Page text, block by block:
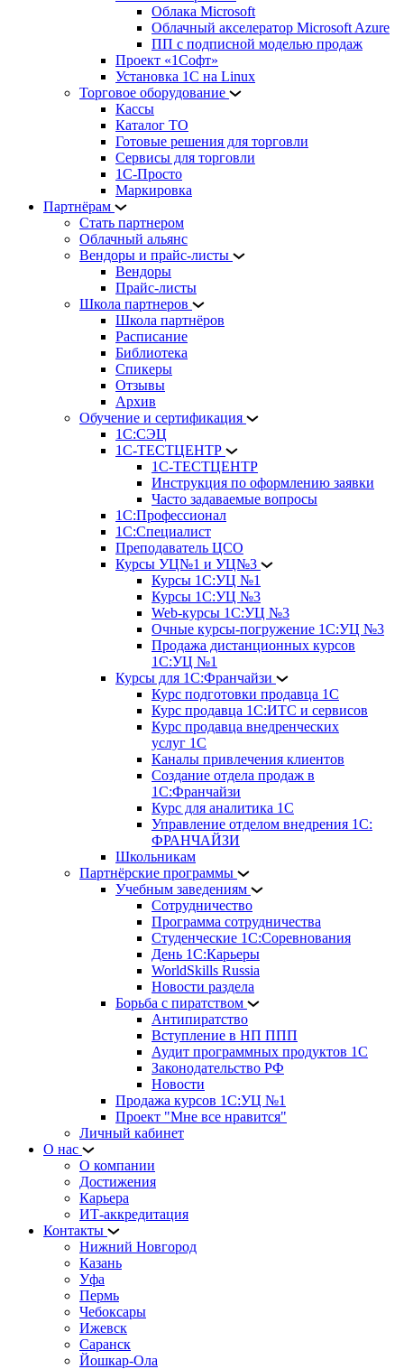
Облака Microsoft
Облачный акселератор Microsoft Azure
ПП с подписной моделью продаж
Проект «1Софт»
Установка 1С на Linux
Торговое оборудование
Кассы
Каталог ТО
Готовые решения для торговли
Сервисы для торговли
1С-Просто
Маркировка
Партнёрам
Стать партнером
Облачный альянс
Вендоры и прайс-листы
Вендоры
Прайс-листы
Школа партнеров
Школа партнёров
Расписание
Библиотека
Спикеры
Отзывы
Архив
Обучение и сертификация
1С:СЭЦ
1С-ТЕСТЦЕНТР
1С-ТЕСТЦЕНТР
Инструкция по оформлению заявки
Часто задаваемые вопросы
1С:Профессионал
1С:Специалист
Преподаватель ЦСО
Курсы УЦ№1 и УЦ№3
Курсы 1С:УЦ №1
Курсы 1С:УЦ №3
Web-курсы 1С:УЦ №3
Очные курсы-погружение 1С:УЦ №3
Продажа дистанционных курсов
1С:УЦ №1
Курсы для 1С:Франчайзи
Курс подготовки продавца 1С
Курс продавца 1С:ИТС и сервисов
Курс продавца внедренческих
услуг 1С
Каналы привлечения клиентов
Создание отдела продаж в
1С:Франчайзи
Курс для аналитика 1С
Управление отделом внедрения 1С:
ФРАНЧАЙЗИ
Школьникам
Партнёрские программы
Учебным заведениям
Сотрудничество
Программа сотрудничества
Студенческие 1С:Соревнования
День 1С:Карьеры
WorldSkills Russia
Новости раздела
Борьба с пиратством
Антипиратство
Вступление в НП ППП
Аудит программных продуктов 1С
Законодательство РФ
Новости
Продажа курсов 1С:УЦ №1
Проект "Мне все нравится"
Личный кабинет
О нас
О компании
Достижения
Карьера
ИТ-аккредитация
Контакты
Нижний Новгород
Казань
Уфа
Пермь
Чебоксары
Ижевск
Саранск
Йошкар-Ола